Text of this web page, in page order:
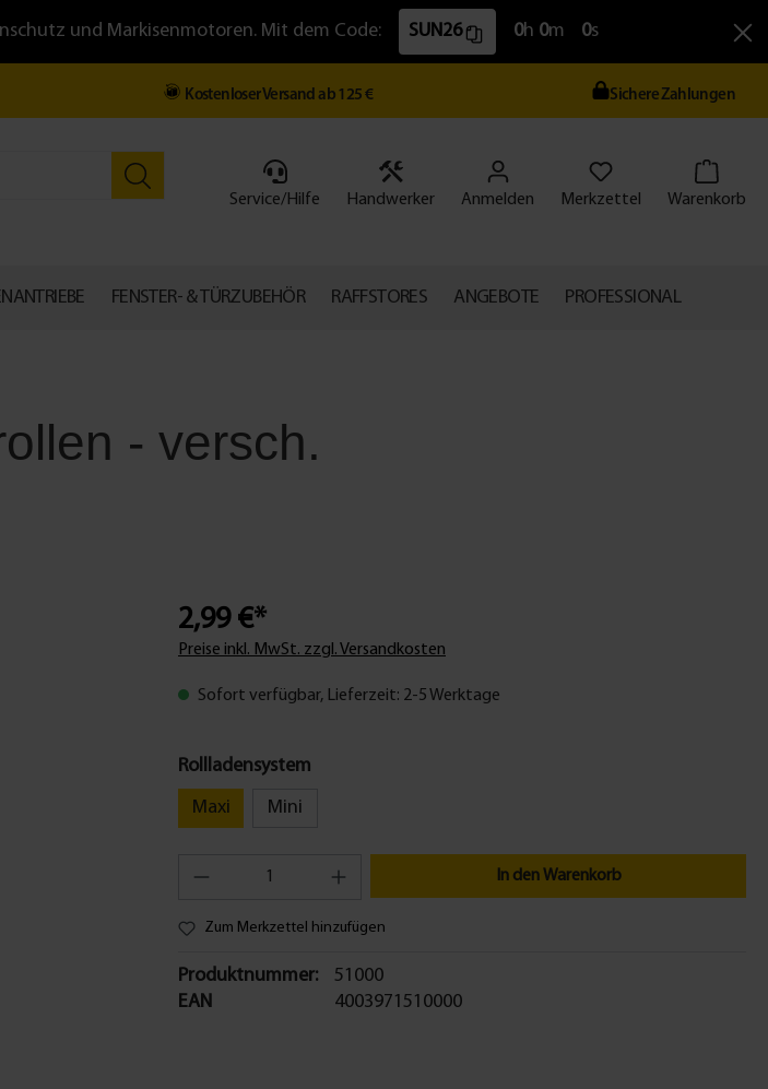
und Markisenmotoren. Mit dem Code: SUN26 0h 0m 0s
Kostenloser Versand ab 125 € Sichere Zahlungen
Service/Hilfe Handwerker Anmelden Merkzettel Warenkorb
FENSTER- & TÜRZUBEHÖR RAFFSTORES ANGEBOTE PROFESSIONAL
- versch.
2,99 €*
Preise inkl. MwSt. zzgl. Versandkosten
Sofort verfügbar, Lieferzeit: 2-5 Werktage
Rollladensystem
Maxi
Mini
In den Warenkorb
Zum Merkzettel hinzufügen
Produktnummer:
EAN
51000
4003971510000